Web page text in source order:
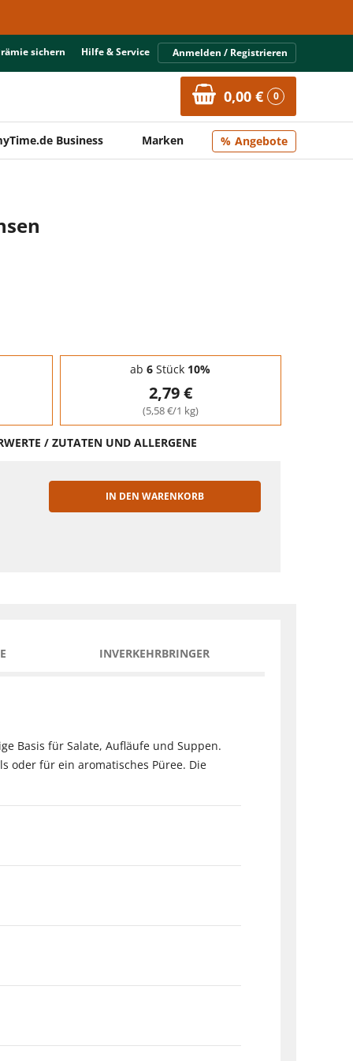
sichern Hilfe & Service Anmelden / Registrieren
0,00 € 0
Business Marken Angebote
ab 6 Stück 10%
2,79 €
(5,58 €/1 kg)
/ ZUTATEN UND ALLERGENE
IN DEN WARENKORB
INVERKEHRBRINGER
Basis für Salate, Aufläufe und Suppen.
oder für ein aromatisches Püree. Die